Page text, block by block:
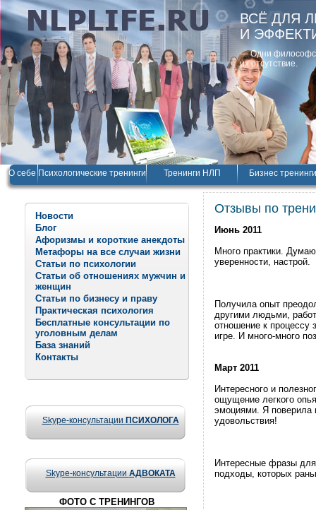
ВСЁ ДЛЯ
И
— Одни
их отсутствие.
О себе Психологические тренинги Тренинги НЛП Бизнес тренинги
Новости
Блог
Афоризмы и короткие анекдоты
Метафоры на все случаи жизни
Статьи по психологии
Статьи об отношениях мужчин и
женщин
Статьи по бизнесу и праву
Практическая психология
Бесплатные консультации по
уголовным делам
База знаний
Контакты
Skype-консультации ПСИХОЛОГА
Skype-консультации АДВОКАТА
ФОТО С ТРЕНИНГОВ
Отзывы по
Июнь 2011
Много практики.
уверенности, настрой.
Получила опыт
другими людьми,
отношение к процессу
игре. И много-много
Март 2011
Интересного и
ощущение легкого
эмоциями. Я поверила
удовольствия!
Интересные фразы
подходы, которых